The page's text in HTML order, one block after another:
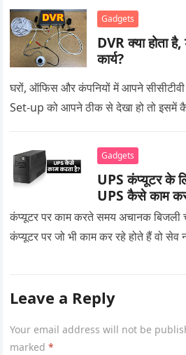
Gadgets
DVR क्या होता
कार्य?
घरों, ऑफिस और कंपनियों में आपने
Set-up को आपने ठीक से देखा हो तो इसमें
Gadgets
UPS कंप्यूटर के
UPS कैसे काम
कंप्यूटर पर काम करते समय अचानक
कंप्यूटर पर जो भी काम कर रहे होते हैं वो सेव
Leave a Reply
Your email address will not be
marked*